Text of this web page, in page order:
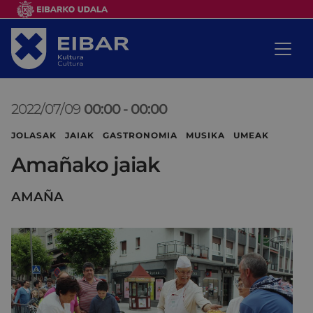
2022/07/09 00:00 - 00:00
JOLASAK JAIAK GASTRONOMIA MUSIKA UMEAK
Amañako jaiak
AMAÑA